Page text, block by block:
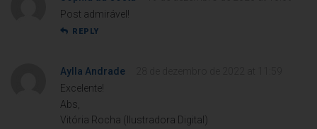
Post admirável!
REPLY
Aylla Andrade
Excelente!
Abs,
Vitória Rocha (Ilustradora Digital)